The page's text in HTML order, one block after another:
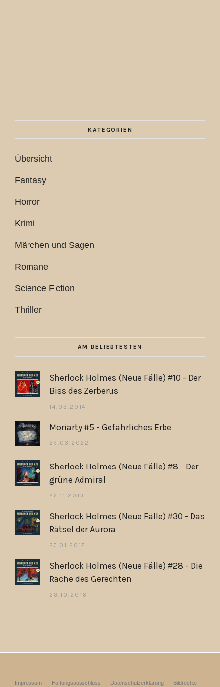
KATEGORIEN
Übersicht
Fantasy
Horror
Krimi
Märchen und Sagen
Romane
Science Fiction
Thriller
AM BELIEBTESTEN
Sherlock Holmes (Neue Fälle) #10 - Der
Biss des Zerberus
14.03.2014
Moriarty #5 - Gefährliches Erbe
25.03.2022
Sherlock Holmes (Neue Fälle) #8 - Der
grüne Admiral
22.11.2013
Sherlock Holmes (Neue Fälle) #30 - Das
Rätsel der Aurora
27.01.2017
Sherlock Holmes (Neue Fälle) #28 - Die
Rache des Gerechten
28.10.2016
Impressum Haftungsausschluss Datenschutzerklärung Bildrechte